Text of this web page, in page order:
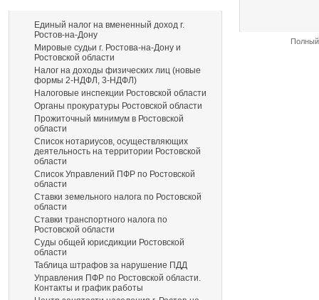
Единый налог на вмененный доход г.
Ростов-на-Дону
Мировые судьи г. Ростова-на-Дону и
Ростовской области
Налог на доходы физических лиц (новые
формы 2-НДФЛ, 3-НДФЛ)
Налоговые инспекции Ростовской области
Органы прокуратуры Ростовской области
Прожиточный минимум в Ростовской
области
Список нотариусов, осуществляющих
деятельность на территории Ростовской
области
Список Управлений ПФР по Ростовской
области
Ставки земельного налога по Ростовской
области
Ставки транспортного налога по
Ростовской области
Суды общей юрисдикции Ростовской
области
Таблица штрафов за нарушение ПДД
Управления ПФР по Ростовской области.
Контакты и график работы